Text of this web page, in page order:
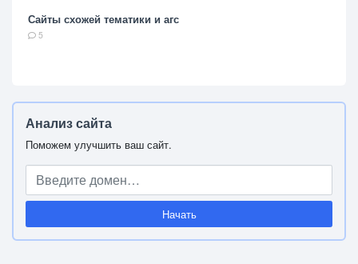
Сайты схожей тематики и агс
5
Анализ сайта
Поможем улучшить ваш сайт.
Начать